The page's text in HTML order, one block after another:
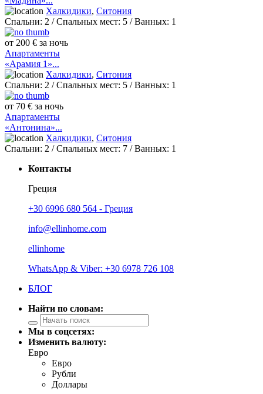
Халкидики, Ситония
Спальни: 2 / Спальных мест: 5 /Ванных: 1
от 200 € за ночь
Апартаменты
«Арамия 1»...
Халкидики, Ситония
Спальни: 2 / Спальных мест: 5 /Ванных: 1
от 70 € за ночь
Апартаменты
«Антонина»...
Халкидики, Ситония
Спальни: 2 / Спальных мест: 7 /Ванных: 1
Контакты
Греция
+30 6996 680 564 - Греция
info@ellinhome.com
ellinhome
WhatsApp & Viber: +30 6978 726 108
БЛОГ
Найти по словам:
Мы в соцсетях:
Изменить валюту:
Евро
Евро
Рубли
Доллары